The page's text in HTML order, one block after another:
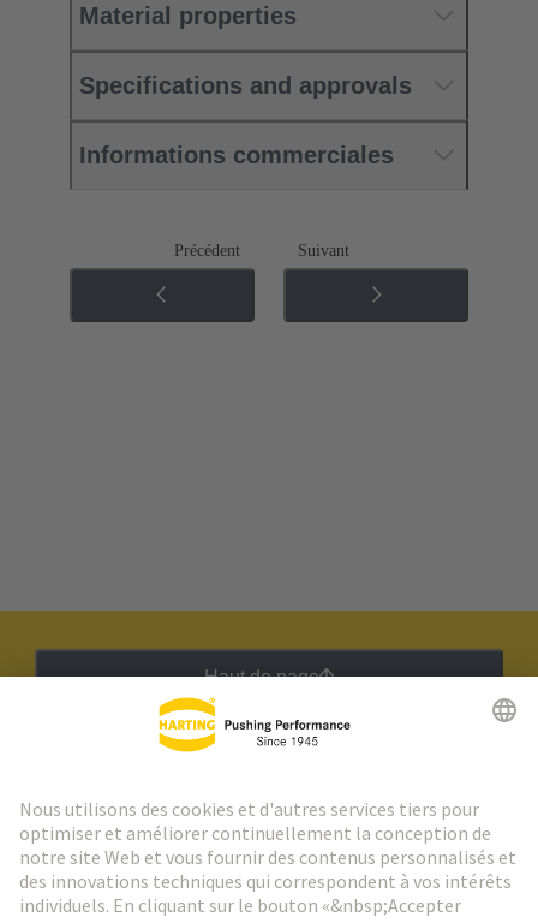
Material properties
Specifications and approvals
Informations commerciales
Précédent Suivant
Haut de page